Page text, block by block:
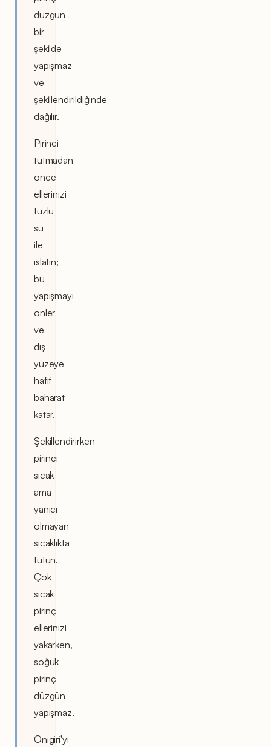
düzgün
bir
şekilde
yapışmaz
ve
şekillendirildiğinde
dağılır.
Pirinci
tutmadan
önce
ellerinizi
tuzlu
su
ile
ıslatın;
bu
yapışmayı
önler
ve
dış
yüzeye
hafif
baharat
katar.
Şekillendirirken
pirinci
sıcak
ama
yanıcı
olmayan
sıcaklıkta
tutun.
Çok
sıcak
pirinç
ellerinizi
yakarken,
soğuk
pirinç
düzgün
yapışmaz.
Onigiri'yi